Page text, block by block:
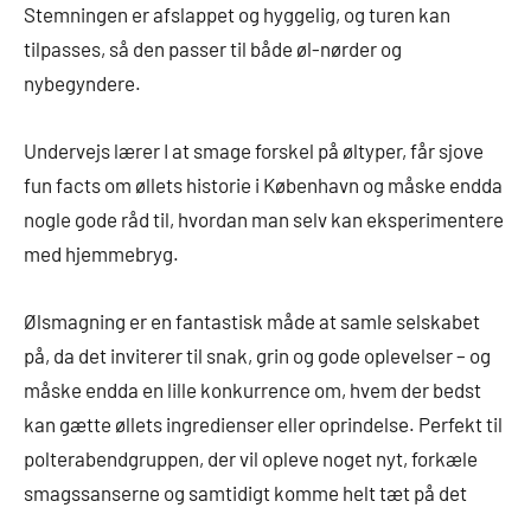
Stemningen er afslappet og hyggelig, og turen kan
tilpasses, så den passer til både øl-nørder og
nybegyndere.
Undervejs lærer I at smage forskel på øltyper, får sjove
fun facts om øllets historie i København og måske endda
nogle gode råd til, hvordan man selv kan eksperimentere
med hjemmebryg.
Ølsmagning er en fantastisk måde at samle selskabet
på, da det inviterer til snak, grin og gode oplevelser – og
måske endda en lille konkurrence om, hvem der bedst
kan gætte øllets ingredienser eller oprindelse. Perfekt til
polterabendgruppen, der vil opleve noget nyt, forkæle
smagssanserne og samtidigt komme helt tæt på det